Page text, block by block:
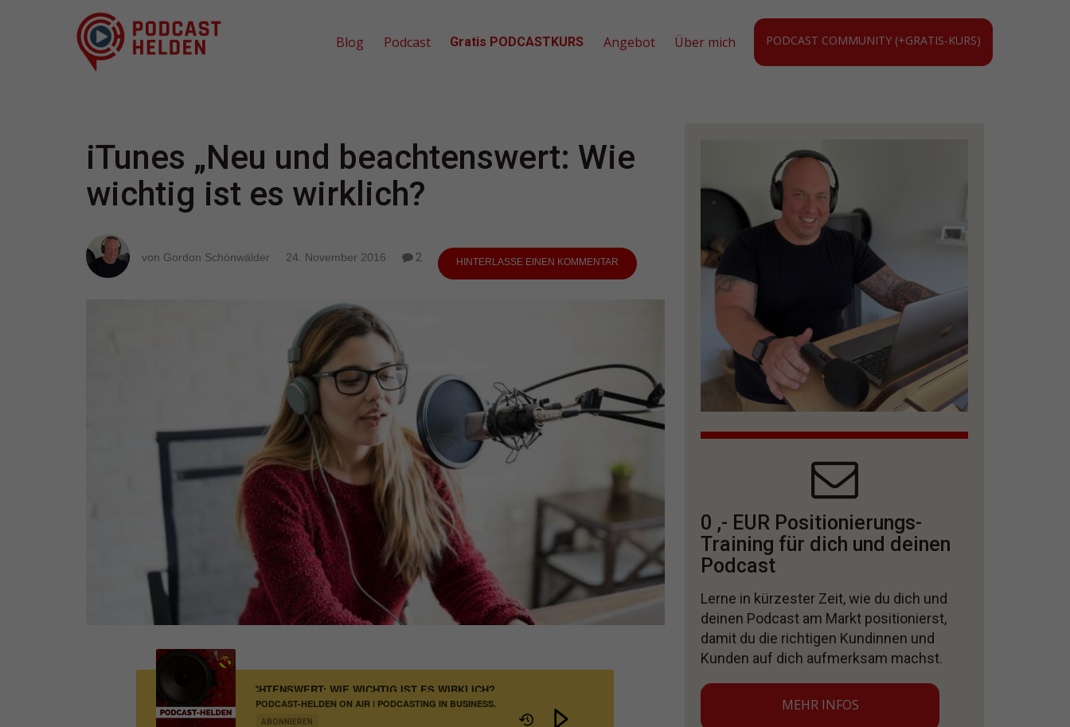
Blog Podcast Gratis PODCASTKURS Angebot Über mich PODCAST COMMUNITY (+GRATIS-KURS)
iTunes „Neu und beachtenswert: Wie
wichtig ist es wirklich?
von Gordon Schönwälder 24. November 2016 2 HINTERLASSE EINEN KOMMENTAR
PODCAST-HELDEN ON AIR | PODCASTING IN BUSINESS,
MARKETING UND VERTRIEB
ABONNIEREN
ITUNES „NEU UND BEACHTENSWERT: WIE WICHTIG IST ES WIRKLICH?
0 ,- EUR Positionierungs-
Training für dich und deinen
Podcast
Lerne in kürzester Zeit, wie du dich und
deinen Podcast am Markt positionierst,
damit du die richtigen Kundinnen und
Kunden auf dich aufmerksam machst.
MEHR INFOS